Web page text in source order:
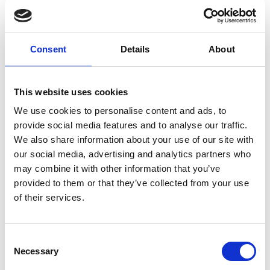
Consent Details About
This website uses cookies
We use cookies to personalise content and ads, to
provide social media features and to analyse our traffic.
We also share information about your use of our site with
our social media, advertising and analytics partners who
may combine it with other information that you’ve
provided to them or that they’ve collected from your use
of their services.
Selection
Necessary
Banderoles
Des salons commerciaux aux inaugurations officielles, les
message avec force. Nous offrons des banderoles de
dimensions standards ou sur mesure. Nous pouvons même
les monter sur un support pour afficher clairement votre
présence.
Affiches
En tant qu’experts de l’impression, nous imprimons des
affiches d’allure professionnelle dans un vaste choix de